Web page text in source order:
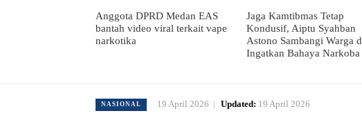
Anggota DPRD Medan EAS
bantah video viral terkait vape
narkotika
Jaga Kamtibmas Tetap
Kondusif, Aiptu Syahban
Astono Sambangi Warga
Ingatkan Bahaya Narkoba
NASIONAL 19 April 2026 Updated: 19 April 2026